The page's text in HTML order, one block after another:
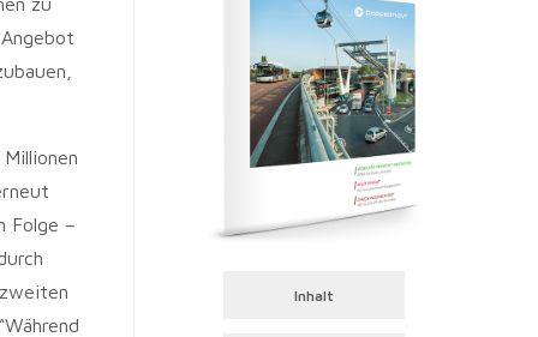
Folge –
Inhalt